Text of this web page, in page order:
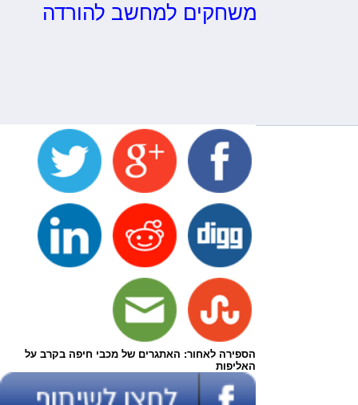
משחקים למחשב להורדה
הספירה לאחור: האתגרים של מכבי חיפה בקרב על
האליפות